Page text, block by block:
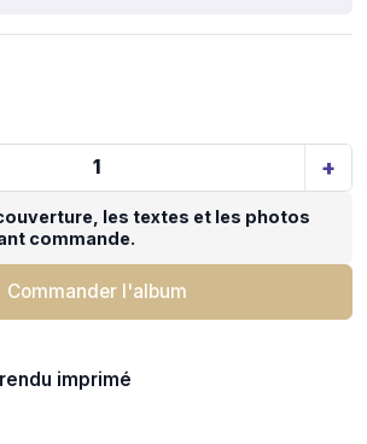
+
les textes et les photos
commande.
Commander l'album
imprimé